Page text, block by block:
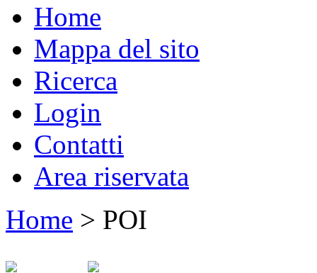
Home
Mappa del sito
Ricerca
Login
Contatti
Area riservata
Home > POI